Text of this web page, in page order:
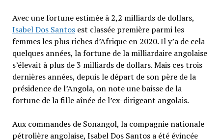
Avec une fortune estimée à 2,2 milliards de dollars,
Isabel Dos Santosest classée première parmi les
femmes les plus riches d’Afrique en 2020. Il y’a de cela
quelques années, la fortune de la milliardaire angolaise
s’élevait à plus de 3 milliards de dollars. Mais ces trois
dernières années, depuis le départ de son père de la
présidence de l’Angola, on note une baisse de la
fortune de la fille aînée de l’ex-dirigeant angolais.
Aux commandes de Sonangol, la compagnie nationale
pétrolière angolaise, Isabel Dos Santos a été évincée